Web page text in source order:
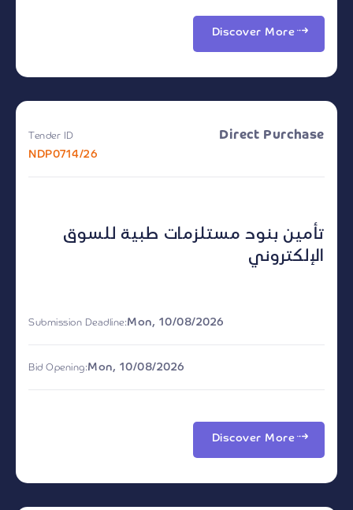
Discover More
Tender ID
NDP0714/26
Direct Purchase
تأمين بنود مستلزمات طبية للسوق
الإلكتروني
Submission Deadline:Mon, 10/08/2026
Bid Opening:Mon, 10/08/2026
Discover More